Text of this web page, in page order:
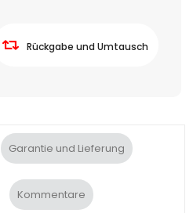
Rückgabe und Umtausch
Garantie und Lieferung
Kommentare